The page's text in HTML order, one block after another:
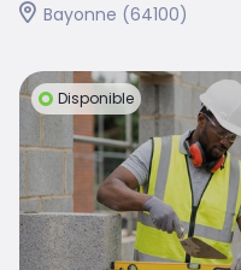
Bayonne (64100)
Disponible